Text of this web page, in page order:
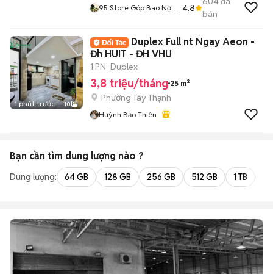
95 Store Góp Bao Nợ
4.8
bán
1 phút trước 10
Duplex Full nt Ngay Aeon -
Đh HUIT - ĐH VHU
1 PN Duplex
3,8 triệu/tháng 25 m²
Phường Tây Thạnh
Huỳnh Bảo Thiên
Bạn cần tìm dung lượng nào ?
Dung lượng: 64 GB 128 GB 256 GB 512 GB 1 TB